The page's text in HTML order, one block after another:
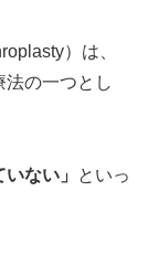
）は、
の一つとし
ない」
といっ